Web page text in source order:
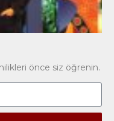
önce siz öğrenin.